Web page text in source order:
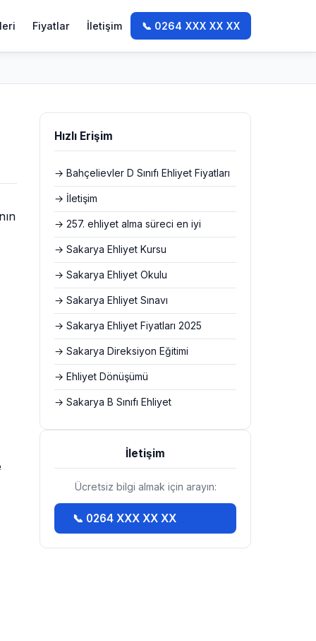
Fiyatlar İletişim 📞 0264 XXX XX XX
Hızlı Erişim
→ Bahçelievler D Sınıfı Ehliyet Fiyatları
→ İletişim
→ 257. ehliyet alma süreci en iyi
→ Sakarya Ehliyet Kursu
→ Sakarya Ehliyet Okulu
→ Sakarya Ehliyet Sınavı
→ Sakarya Ehliyet Fiyatları 2025
→ Sakarya Direksiyon Eğitimi
→ Ehliyet Dönüşümü
→ Sakarya B Sınıfı Ehliyet
İletişim
Ücretsiz bilgi almak için arayın:
📞 0264 XXX XX XX